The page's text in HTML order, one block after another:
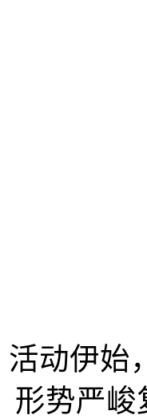
动伊始
形势严